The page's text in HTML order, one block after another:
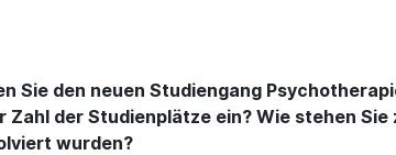
Sie den neuen Studiengang
Zahl der Studienplätze ein? Wie stehen
wurden?